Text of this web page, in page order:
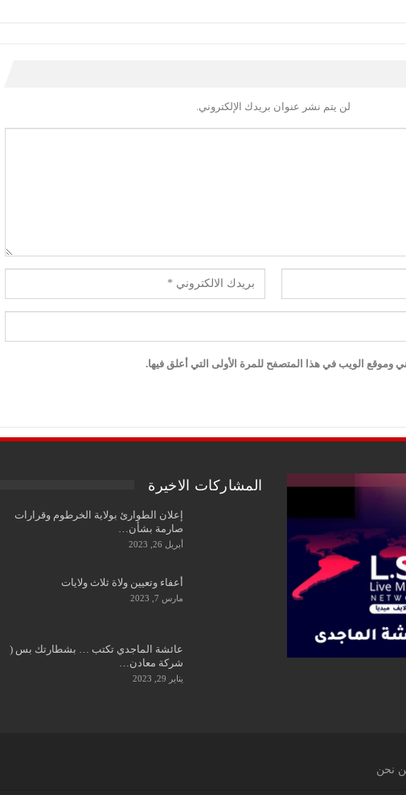
لن يتم نشر عنوان بريدك الإلكتروني.
وموقع الويب في هذا المتصفح للمرة الأولى التي أعلق فيها.
المشاركات الاخيرة
إعلان الطوارئ بولاية الخرطوم وقرارات
صارمة بشأن…
أبريل 26, 2023
أعفاء وتعيين ولاة ثلاث ولايات
مارس 7, 2023
عائشة الماجدي تكتب … بشطارتك بس (
شركة معادن…
يناير 29, 2023
نحن